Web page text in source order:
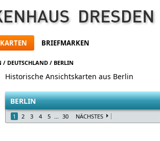
BRIEFMARKEN
/ DEUTSCHLAND / BERLIN
Historische Ansichtskarten aus Berlin
BERLIN
1 2 3 4 5 ... 30 NÄCHSTES